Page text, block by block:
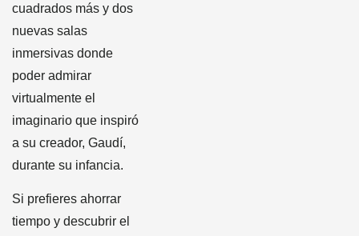
cuadrados más y dos
nuevas salas
inmersivas donde
poder admirar
virtualmente el
imaginario que inspiró
a su creador, Gaudí,
durante su infancia.
Si prefieres ahorrar
tiempo y descubrir el